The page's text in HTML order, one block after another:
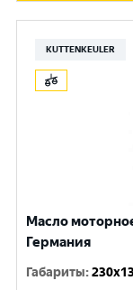
KUTTENKEULER
Масло
Германия
Габариты: